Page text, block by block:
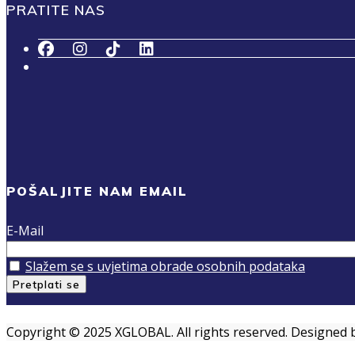
PRATITE NAS
POŠALJITE NAM EMAIL
E-Mail
Slažem se s uvjetima obrade osobnih podataka
Copyright © 2025 XGLOBAL. All rights reserved. Designed